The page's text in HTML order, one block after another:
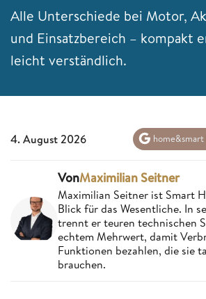
Alle Unterschiede bei Motor,
und Einsatzbereich – kompakt
leicht verständlich.
4. August 2026
VonMaximilian Seitner
Maximilian Seitner ist Smart
Blick für das Wesentliche. In
trennt er teuren technischen
echtem Mehrwert, damit
Funktionen bezahlen, die sie
brauchen.